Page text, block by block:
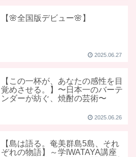
【🌸全国版デビュー🌸】
2025.06.27
【この一杯が、あなたの感性を目
覚めさせる。】〜日本一のバーテ
ンダーが紡ぐ、焼酎の芸術〜
2025.06.26
【島は語る。奄美群島5島、それ
ぞれの物語】～学IWATAYA講座